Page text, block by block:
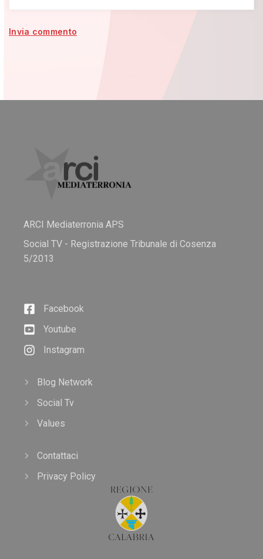
ARCI Mediaterronia APS
Social TV - Registrazione Tribunale di Cosenza
5/2013
Facebook
Youtube
Instagram
Blog Network
Social Tv
Values
Contattaci
Privacy Policy